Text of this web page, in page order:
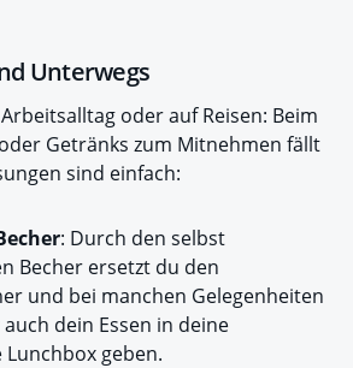
Unterwegs
oder auf Reisen: Beim
Getränks zum Mitnehmen fällt
sind einfach:
: Durch den selbst
Becher ersetzt du den
und bei manchen Gelegenheiten
dein Essen in deine
geben.